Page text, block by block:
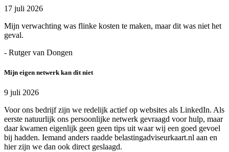
17 juli 2026
Mijn verwachting was flinke kosten te maken, maar dit was niet het
geval.
- Rutger van Dongen
Mijn eigen netwerk kan dit niet
9 juli 2026
Voor ons bedrijf zijn we redelijk actief op websites als LinkedIn. Als
eerste natuurlijk ons persoonlijke netwerk gevraagd voor hulp, maar
daar kwamen eigenlijk geen geen tips uit waar wij een goed gevoel
bij hadden. Iemand anders raadde belastingadviseurkaart.nl aan en
hier zijn we dan ook direct geslaagd.